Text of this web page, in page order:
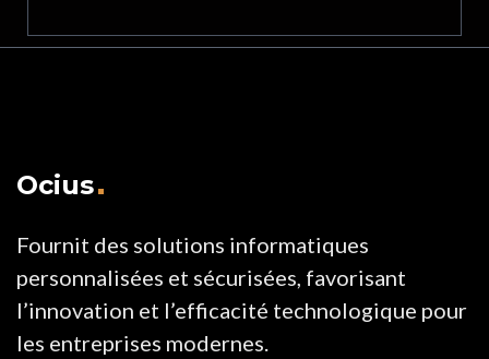
Ocius
Fournit des solutions informatiques
personnalisées et sécurisées, favorisant
l’innovation et l’efficacité technologique pour
les entreprises modernes.